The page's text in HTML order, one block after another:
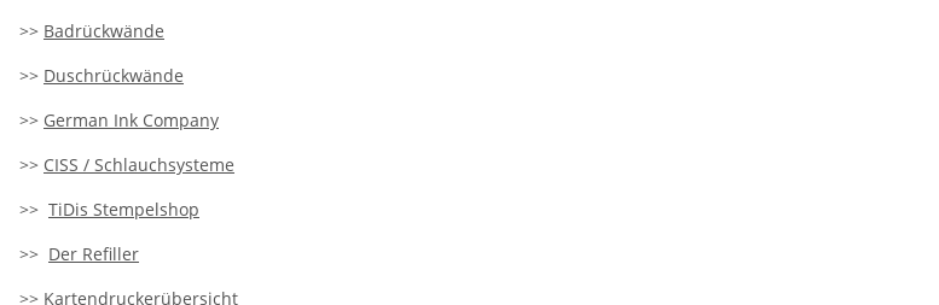
>> Badrückwände
>> Duschrückwände
>> German Ink Company
>> CISS / Schlauchsysteme
>> TiDis Stempelshop
>> Der Refiller
>> Kartendruckerübersicht